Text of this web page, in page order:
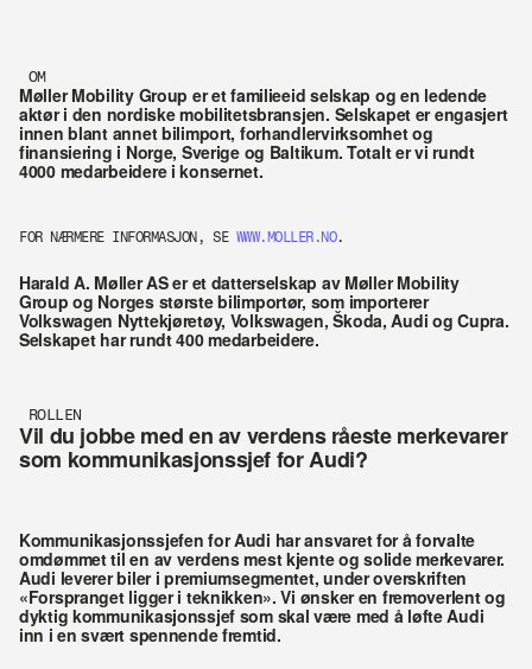
OM
Møller Mobility Group er et familieeid selskap og en ledende
aktør i den nordiske mobilitetsbransjen. Selskapet er engasjert
innen blant annet bilimport, forhandlervirksomhet og
finansiering i Norge, Sverige og Baltikum. Totalt er vi rundt
4000 medarbeidere i konsernet.
FOR NÆRMERE INFORMASJON, SE WWW.MOLLER.NO.
Harald A. Møller AS er et datterselskap av Møller Mobility
Group og Norges største bilimportør, som importerer
Volkswagen Nyttekjøretøy, Volkswagen, Škoda, Audi og Cupra.
Selskapet har rundt 400 medarbeidere.
ROLLEN
Vil du jobbe med en av verdens råeste merkevarer
som kommunikasjonssjef for Audi?
Kommunikasjonssjefen for Audi har ansvaret for å forvalte
omdømmet til en av verdens mest kjente og solide merkevarer.
Audi leverer biler i premiumsegmentet, under overskriften
«Forspranget ligger i teknikken». Vi ønsker en fremoverlent og
dyktig kommunikasjonssjef som skal være med å løfte Audi
inn i en svært spennende fremtid.